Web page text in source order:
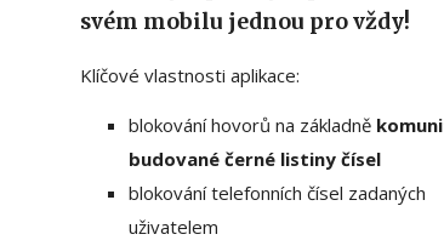
svém mobilu jednou pro vždy!
Klíčové vlastnosti aplikace:
blokování hovorů na základně
budované černé listiny čísel
blokování telefonních čísel zadaných
uživatelem